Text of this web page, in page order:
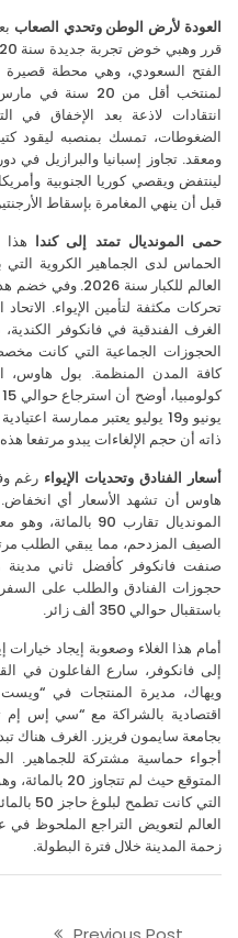
لأرض الوطن وتحدي الصعاببعد ما
السعودي، وهي محطة قصيرة مهدت
تمسك بمنصبه ليقود
تجاوز إسبانيا والبرازيل في دور
ويقصي كوريا الجنوبية وأمريكا
أن ينهي المغامرة بإسقاط الأرجنتين
المونديال تمتد إلى كندا هذا
لدى الجماهير الكروية التي
العالم للكبار سنة 2026.
مكثفة لتأمين الإيواء. الاتحاد
الجماعية التي كانت مخصصة
المدن المنظمة. بول هاوس،
يونيو و19 يوليو يعتبر ممارسة
أن حجم الإلغاءات يبدو مرتفعا هذه
الفنادق وتحديات الإيواءرغم وفرة
أن تشهد الأسعار أي انخفاض. نسبة
المونديال تقارب 90
المزدحم، مما يبقي الطلب مرتفعا
فانكوفر كأفضل ثاني مدينة من
الفنادق والطلب على السفر
حوالي 350 ألف زائر.
هذا الغلاء وصعوبة إيجاد خيارات
فانكوفر، سارع الفاعلون في القطاع
مديرة المنتجات في “ويست
بالشراكة مع “سي إس إم
حماسية مشتركة للجماهير.
المتوقع حيث لم تتجاوز
التي كانت تطمح
لتعويض التراجع الملحوظ في عدد
المدينة خلال فترة البطولة.